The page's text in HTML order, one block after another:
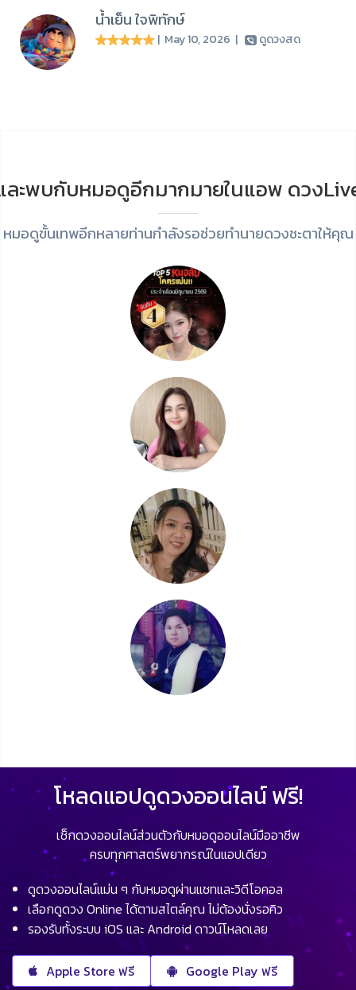
น้ำเย็น ใจพิทักษ์
| May 10, 2026 | ดูดวงสด
ละพบกับหมอดูอีกมากมายในแอพ ดวง
หมอดูขั้นเทพอีกหลายท่านกำลังรอช่วยทำนายดวงชะตาให้คุณ
โหลดแอปดูดวงออนไลน์ ฟรี!
เช็กดวงออนไลน์ส่วนตัวกับหมอดูออนไลน์มืออาชีพ
ครบทุกศาสตร์พยากรณ์ในแอปเดียว
ดูดวงออนไลน์แม่น ๆ กับหมอดูผ่านแชทและวิดีโอคอล
เลือกดูดวง Online ได้ตามสไตล์คุณ ไม่ต้องนั่งรอคิว
รองรับทั้งระบบ iOS และ Android ดาวน์โหลดเลย
Apple Store ฟรี Google Play ฟรี